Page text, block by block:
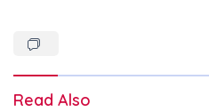
Read Also